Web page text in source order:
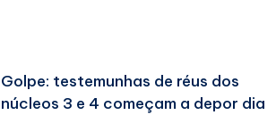
Golpe: testemunhas de réus dos
núcleos 3 e 4 começam a depor dia